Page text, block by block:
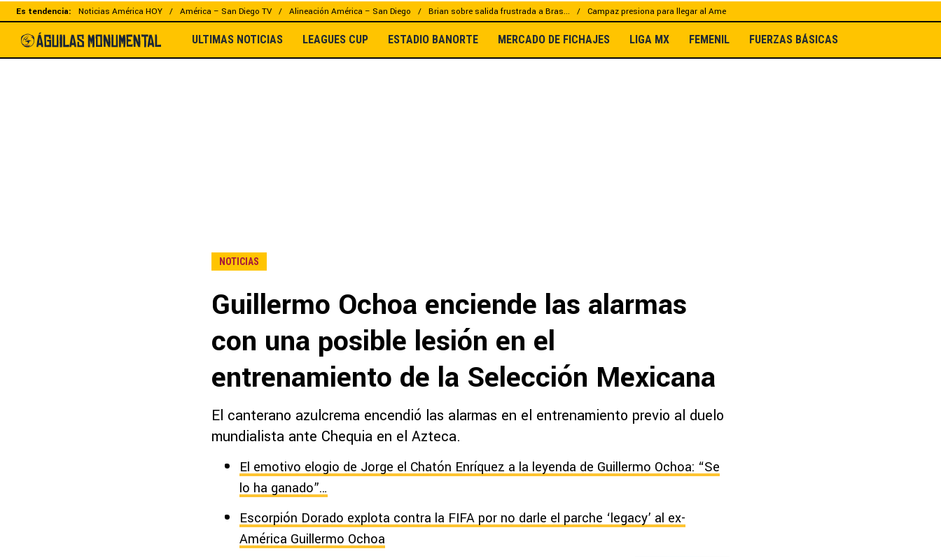
Es tendencia: Noticias América HOY América – San Diego TV Alineación América – San Diego Brian sobre salida frustrada a Bras... Campaz presiona para llegar al Ame
ULTIMAS NOTICIAS LEAGUES CUP ESTADIO BANORTE MERCADO DE FICHAJES LIGA MX FEMENIL FUERZAS BÁSICAS
NOTICIAS
Guillermo Ochoa enciende las alarmas
con una posible lesión en el
entrenamiento de la Selección Mexicana
El canterano azulcrema encendió las alarmas en el entrenamiento previo al duelo
mundialista ante Chequia en el Azteca.
El emotivo elogio de Jorge el Chatón Enríquez a la leyenda de Guillermo Ochoa: “Se
lo ha ganado”…
Escorpión Dorado explota contra la FIFA por no darle el parche ‘legacy’ al ex-
América Guillermo Ochoa